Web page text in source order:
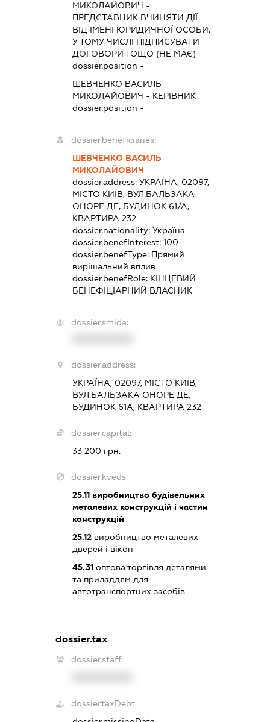
МИКОЛАЙОВИЧ -
ПРЕДСТАВНИК ВЧИНЯТИ ДІЇ
ВІД ІМЕНІ ЮРИДИЧНОЇ ОСОБИ,
У ТОМУ ЧИСЛІ ПІДПИСУВАТИ
ДОГОВОРИ ТОЩО (НЕ МАЄ)
dossier.position -
ШЕВЧЕНКО ВАСИЛЬ
МИКОЛАЙОВИЧ - КЕРІВНИК
dossier.position -
dossier.beneficiaries:
ШЕВЧЕНКО ВАСИЛЬ
МИКОЛАЙОВИЧ
dossier.address:УКРАЇНА, 02097,
МІСТО КИЇВ, ВУЛ.БАЛЬЗАКА
ОНОРЕ ДЕ, БУДИНОК 61/А,
КВАРТИРА 232
dossier.nationality:Україна
dossier.benefInterest:100
dossier.benefType: Прямий
вирішальний вплив
dossier.benefRole: КІНЦЕВИЙ
БЕНЕФІЦІАРНИЙ ВЛАСНИК
dossier.smida:
dossier.address:
УКРАЇНА, 02097, МІСТО КИЇВ,
ВУЛ.БАЛЬЗАКА ОНОРЕ ДЕ,
БУДИНОК 61А, КВАРТИРА 232
dossier.capital:
33 200 грн.
dossier.kveds:
25.11 виробництво будівельних
металевих конструкцій і частин
конструкцій
25.12 виробництво металевих
дверей і вікон
45.31 оптова торгівля деталями
та приладдям для
автотранспортних засобів
dossier.tax
dossier.staff
dossier.taxDebt